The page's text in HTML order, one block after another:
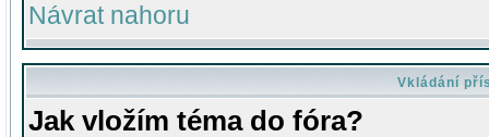
Návrat nahoru
Vkládání
Jak vložím téma do fóra?